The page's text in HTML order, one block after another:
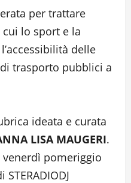
per trattare
lo sport e la
delle
trasporto pubblici a
ideata e curata
LISA MAUGERI.
pomeriggio